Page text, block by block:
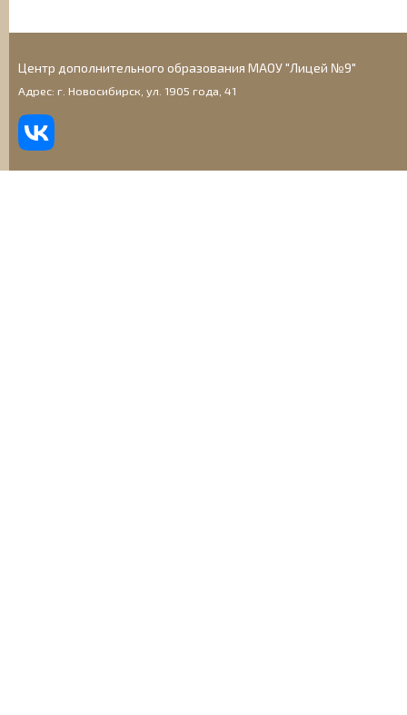
Центр дополнительного образования МАОУ "Лицей №9"
Адрес: г. Новосибирск, ул. 1905 года, 41